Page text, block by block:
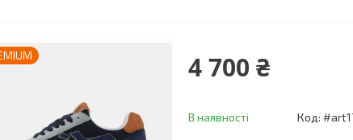
4 700 ₴
В наявності Код: